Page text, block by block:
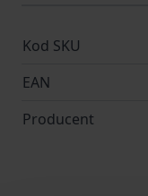
Kod SKU
EAN
Producent